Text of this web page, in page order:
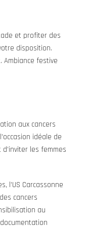
et profiter des
disposition.
Ambiance festive
aux cancers
idéale de
les femmes
l’US Carcassonne
cancers
au